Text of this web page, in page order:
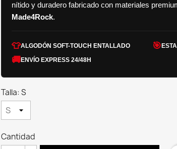
nítido y duradero fabricado con materiales
Made4Rock.
👕ALGODÓN SOFT-TOUCH ENTALLADO 🎯
🚚ENVÍO EXPRESS 24/48H
Talla: S
Cantidad